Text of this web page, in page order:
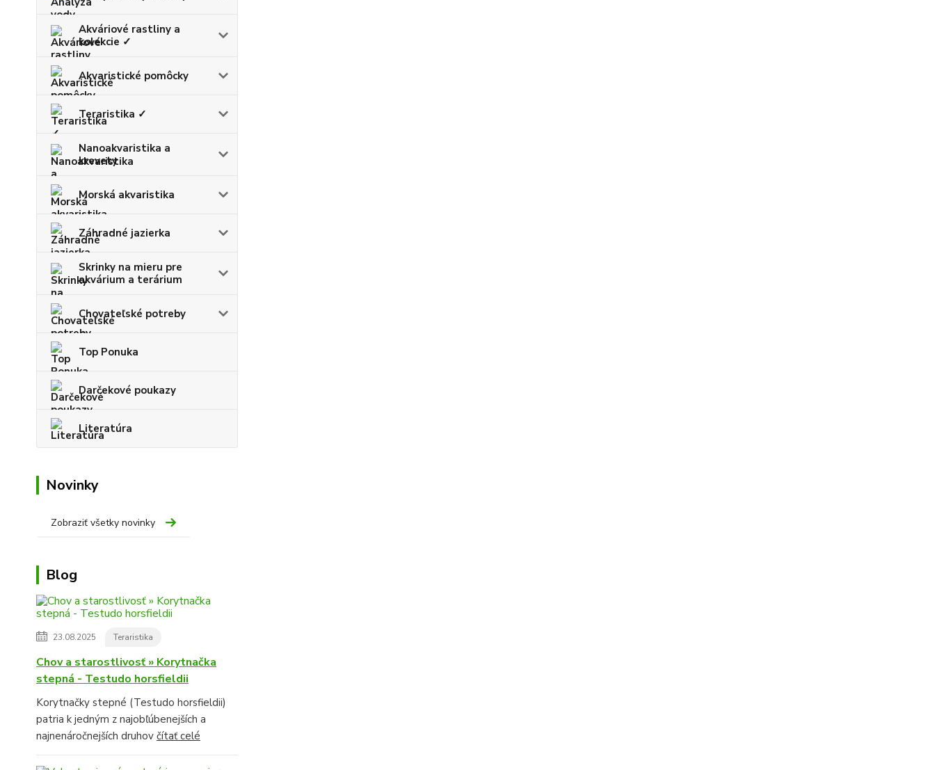
Akváriové rastliny a
kolekcie ✓
Akvaristické pomôcky
Teraristika ✓
Nanoakvaristika a
krevety
Morská akvaristika
Záhradné jazierka
Skrinky na mieru pre
akvárium a terárium
Chovateľské potreby
Top Ponuka
Darčekové poukazy
Literatúra
Novinky
Zobraziť všetky novinky
Blog
23.08.2025 Teraristika
Chov a starostlivosť » Korytnačka
stepná - Testudo horsfieldii
Korytnačky stepné (Testudo horsfieldii)
patria k jedným z najobľúbenejších a
najnenáročnejších druhov čítať celé